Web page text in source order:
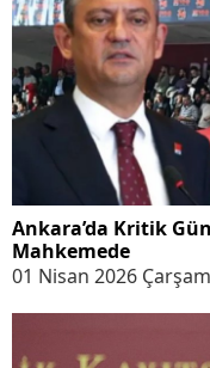
Ankara’da Kritik
Mahkemede
01 Nisan 2026